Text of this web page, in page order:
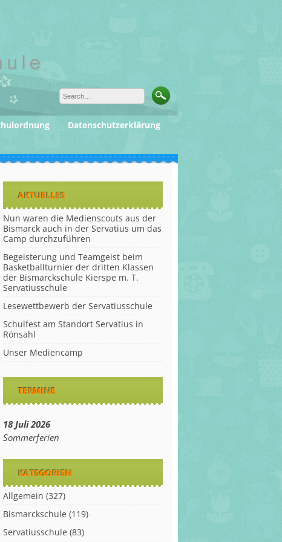
Datenschutzerklärung
AKTUELLES
Nun waren die Medienscouts aus der
Bismarck auch in der Servatius um das
Camp durchzuführen
Begeisterung und Teamgeist beim
Basketballturnier der dritten Klassen
der Bismarckschule Kierspe m. T.
Servatiusschule
Lesewettbewerb der Servatiusschule
Schulfest am Standort Servatius in
Rönsahl
Unser Mediencamp
TERMINE
18 Juli 2026
Sommerferien
KATEGORIEN
Allgemein (327)
Bismarckschule (119)
Servatiusschule (83)